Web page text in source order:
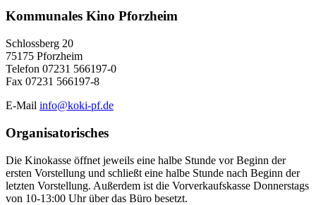
Kommunales Kino Pforzheim
Schlossberg 20
75175 Pforzheim
Telefon 07231 566197-0
Fax 07231 566197-8
E-Mail info@koki-pf.de
Organisatorisches
Die Kinokasse öffnet jeweils eine halbe Stunde vor Beginn der
ersten Vorstellung und schließt eine halbe Stunde nach Beginn der
letzten Vorstellung. Außerdem ist die Vorverkaufskasse Donnerstags
von 10-13:00 Uhr über das Büro besetzt.